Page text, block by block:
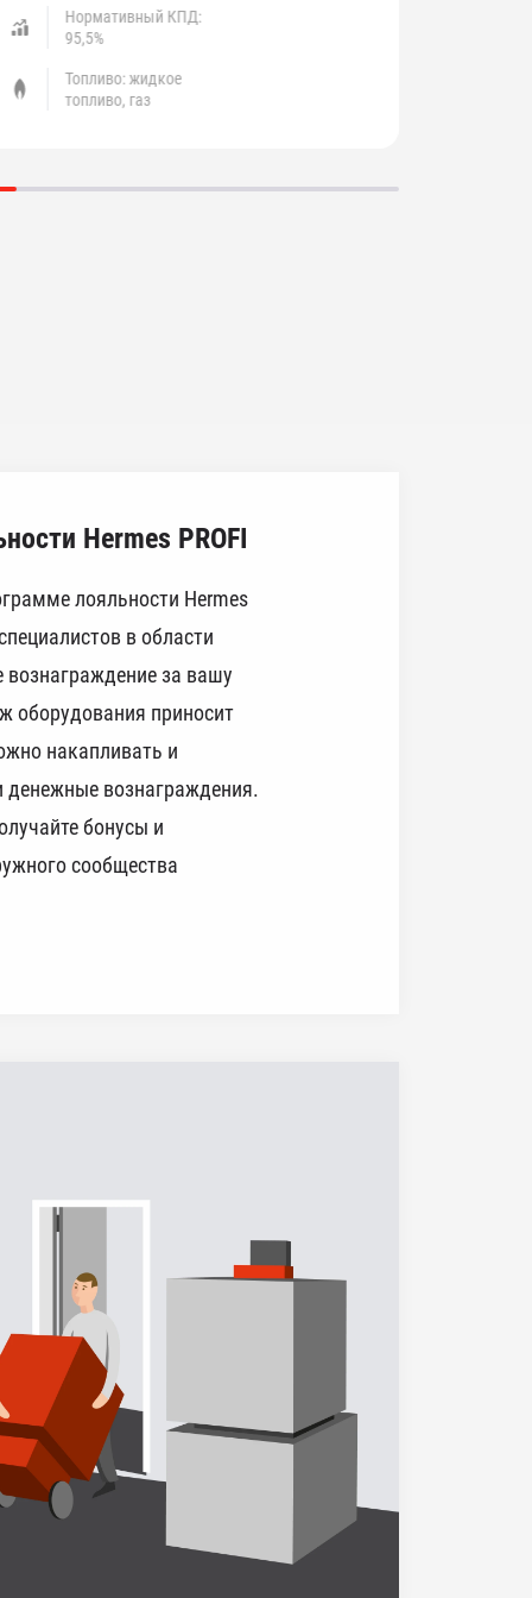
Нормативный КПД:
95,5%
Топливо: жидкое
топливо, газ
Hermes PROFI
лояльности Hermes
в области
вознаграждение за вашу
оборудования приносит
накапливать и
денежные вознаграждения.
бонусы и
сообщества